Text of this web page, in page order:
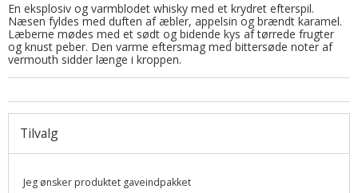
En eksplosiv og varmblodet whisky med et krydret efterspil.
Næsen fyldes med duften af æbler, appelsin og brændt karamel.
Læberne mødes med et sødt og bidende kys af tørrede frugter
og knust peber. Den varme eftersmag med bittersøde noter af
vermouth sidder længe i kroppen.
Tilvalg
Jeg ønsker produktet gaveindpakket